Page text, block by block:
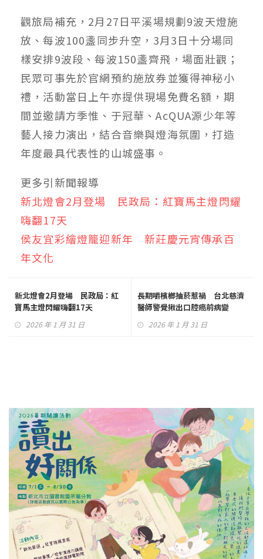
觀旅局補充，2月27日平溪場規劃9波天燈施
放、每波100盞同步升空，3月3日十分場同
樣安排9波段、每波150盞齊飛，場面壯觀；
民眾可事先於官網預約施放券並獲得神秘小
禮，活動當日上午亦提供現場免費名額，期
間並邀請方季惟、于冠華、AcQUA源少年等
藝人接力演出，結合音樂與燈海氛圍，打造
年度最具代表性的山城盛事。
更多引新聞報導
新北燈會2月登場 民政局：紅寶馬主燈閃耀
嗨翻17天
侯友宜彩繪燈籠迎新年 新莊慶元宵傳承百
年文化
新北燈會2月登場 民政局：紅
寶馬主燈閃耀嗨翻17天
2026 年 1 月 31 日
長期嚼檳榔抽菸惹禍 台北慈濟
醫師警覺揪出口腔癌前病變
2026 年 1 月 31 日